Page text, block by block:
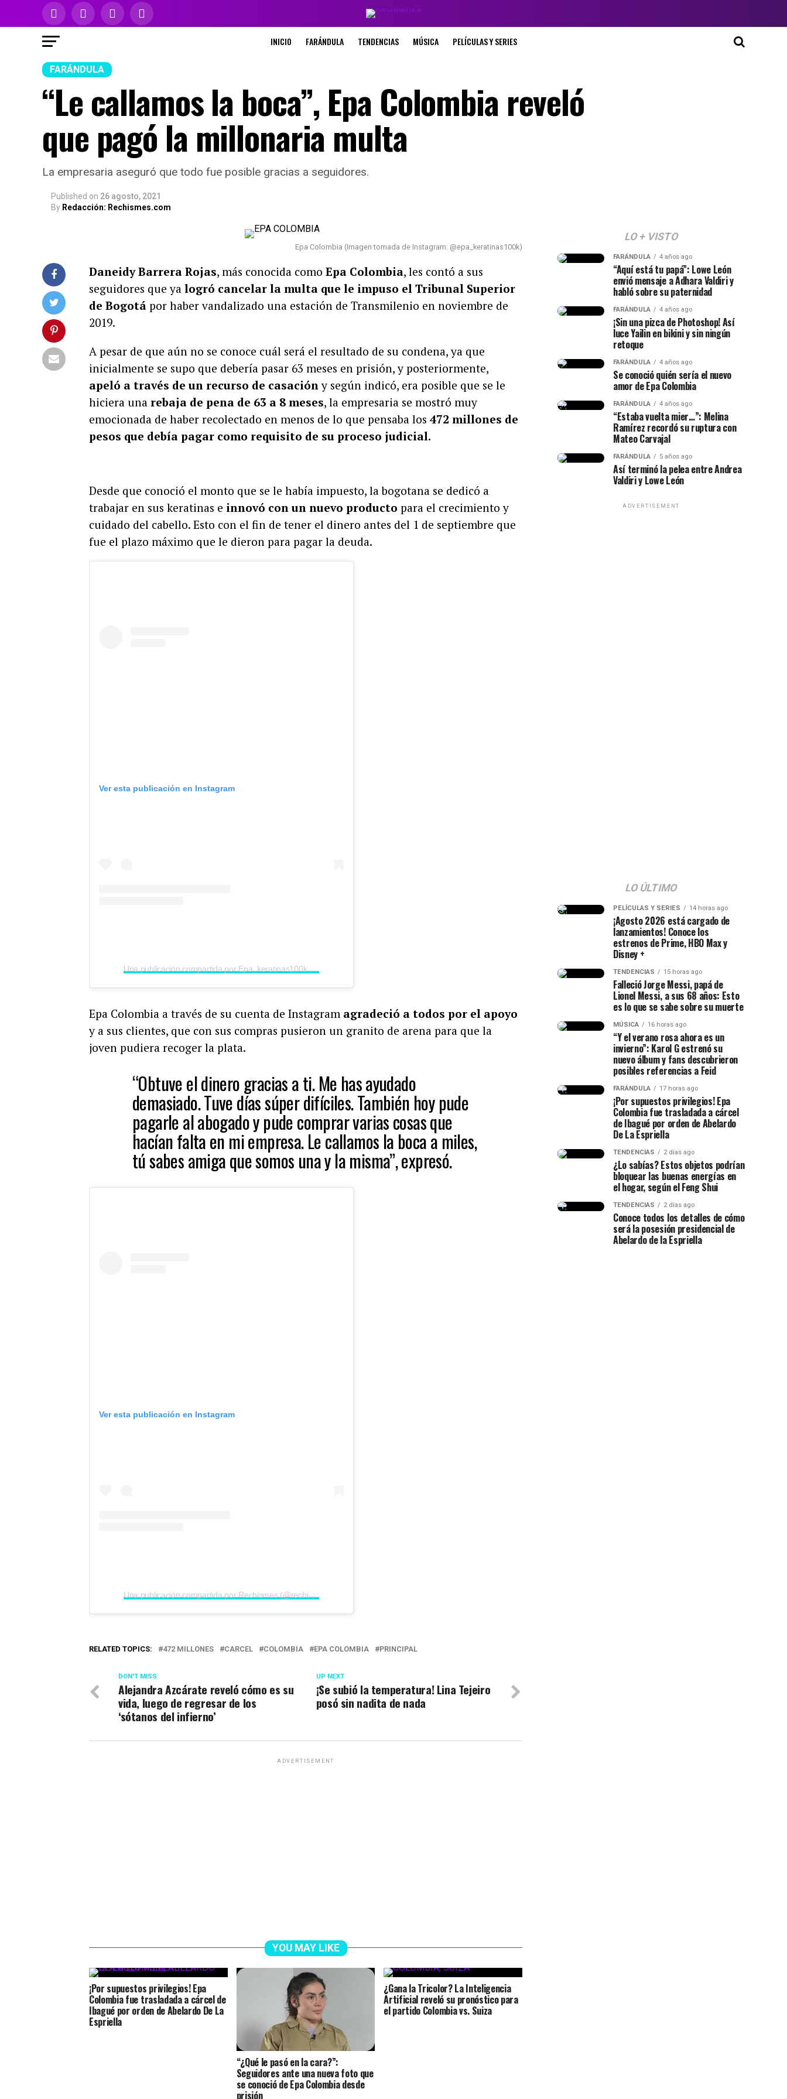
INICIO FARÁNDULA TENDENCIAS MÚSICA PELÍCULAS Y SERIES
FARÁNDULA
“Le callamos la boca”, Epa Colombia reveló
que pagó la millonaria multa
La empresaria aseguró que todo fue posible gracias a seguidores.
Published on 26 agosto, 2021
By Redacción: Rechismes.com
Epa Colombia (Imagen tomada de Instagram: @epa_keratinas100k)
Daneidy Barrera Rojas, más conocida como Epa Colombia, les contó a sus
seguidores que ya logró cancelar la multa que le impuso el Tribunal Superior
de Bogotá por haber vandalizado una estación de Transmilenio en noviembre de
2019.
A pesar de que aún no se conoce cuál será el resultado de su condena, ya que
inicialmente se supo que debería pasar 63 meses en prisión, y posteriormente,
apeló a través de un recurso de casacióny según indicó, era posible que se le
hiciera una rebaja de pena de 63 a 8 meses, la empresaria se mostró muy
emocionada de haber recolectado en menos de lo que pensaba los 472 millones de
pesos que debía pagar como requisito de su proceso judicial.
Desde que conoció el monto que se le había impuesto, la bogotana se dedicó a
trabajar en sus keratinas e innovó con un nuevo producto para el crecimiento y
cuidado del cabello. Esto con el fin de tener el dinero antes del 1 de septiembre que
fue el plazo máximo que le dieron para pagar la deuda.
Ver esta publicación en Instagram
Una publicación compartida por Epa_keratinas100k (@epa_keratinas100k)
Epa Colombia a través de su cuenta de Instagram agradeció a todos por el apoyo
y a sus clientes, que con sus compras pusieron un granito de arena para que la
joven pudiera recoger la plata.
“Obtuve el dinero gracias a ti. Me has ayudado
demasiado. Tuve días súper difíciles. También hoy pude
pagarle al abogado y pude comprar varias cosas que
hacían falta en mi empresa. Le callamos la boca a miles,
tú sabes amiga que somos una y la misma”, expresó.
Ver esta publicación en Instagram
Una publicación compartida por Rechismes (@rechismes)
RELATED TOPICS: 472 MILLONES CARCEL COLOMBIA EPA COLOMBIA PRINCIPAL
UP NEXT
¡Se subió la temperatura! Lina Tejeiro
posó sin nadita de nada
DON'T MISS
Alejandra Azcárate reveló cómo es su
vida, luego de regresar de los
‘sótanos del infierno’
ADVERTISEMENT
YOU MAY LIKE
¡Por supuestos privilegios! Epa
Colombia fue trasladada a cárcel de
Ibagué por orden de Abelardo De La
Espriella
“¿Qué le pasó en la cara?”:
Seguidores ante una nueva foto que
se conoció de Epa Colombia desde
prisión
¿Gana la Tricolor? La Inteligencia
Artificial reveló su pronóstico para
el partido Colombia vs. Suiza
LO + VISTO
FARÁNDULA 4 años ago
“Aquí está tu papá”: Lowe León
envió mensaje a Adhara Valdiri y
habló sobre su paternidad
FARÁNDULA 4 años ago
¡Sin una pizca de Photoshop! Así
luce Yailin en bikini y sin ningún
retoque
FARÁNDULA 4 años ago
Se conoció quién sería el nuevo
amor de Epa Colombia
FARÁNDULA 4 años ago
“Estaba vuelta mier…”: Melina
Ramírez recordó su ruptura con
Mateo Carvajal
FARÁNDULA 5 años ago
Así terminó la pelea entre Andrea
Valdiri y Lowe León
ADVERTISEMENT
LO ÚLTIMO
PELÍCULAS Y SERIES 14 horas ago
¡Agosto 2026 está cargado de
lanzamientos! Conoce los
estrenos de Prime, HBO Max y
Disney +
TENDENCIAS 15 horas ago
Falleció Jorge Messi, papá de
Lionel Messi, a sus 68 años: Esto
es lo que se sabe sobre su muerte
MÚSICA 16 horas ago
“Y el verano rosa ahora es un
invierno”: Karol G estrenó su
nuevo álbum y fans descubrieron
posibles referencias a Feid
FARÁNDULA 17 horas ago
¡Por supuestos privilegios! Epa
Colombia fue trasladada a cárcel
de Ibagué por orden de Abelardo
De La Espriella
TENDENCIAS 2 días ago
¿Lo sabías? Estos objetos podrían
bloquear las buenas energías en
el hogar, según el Feng Shui
TENDENCIAS 2 días ago
Conoce todos los detalles de cómo
será la posesión presidencial de
Abelardo de la Espriella